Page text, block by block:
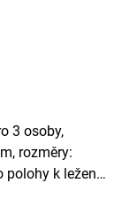
3 osoby,
rozměry:
polohy k ležení,